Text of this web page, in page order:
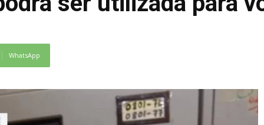
WhatsApp